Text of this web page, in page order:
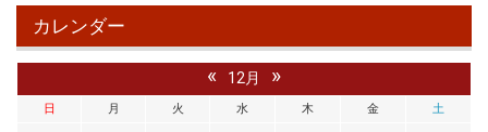
カレンダー
« 12月 »
日 月 火 水 木 金 土